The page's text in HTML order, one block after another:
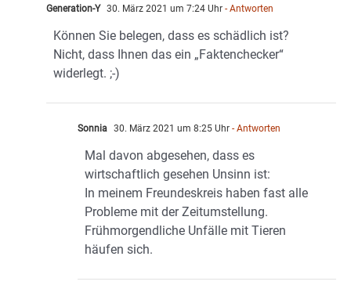
Generation-Y 30. März 2021 um 7:24 Uhr - Antworten
Können Sie belegen, dass es schädlich ist?
Nicht, dass Ihnen das ein „Faktenchecker“
widerlegt. ;-)
Sonnia 30. März 2021 um 8:25 Uhr - Antworten
Mal davon abgesehen, dass es
wirtschaftlich gesehen Unsinn ist:
In meinem Freundeskreis haben fast alle
Probleme mit der Zeitumstellung.
Frühmorgendliche Unfälle mit Tieren
häufen sich.